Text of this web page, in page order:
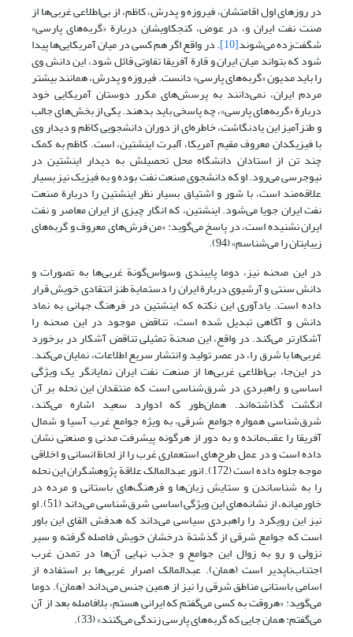
در روز‌های اول اقامتشان، فیروزه و پدرش، کاظم، از بی‌اطلاعی غربی‌ها از
صنت نفت ایران و، در عوض، کنجکاویشان دربارة «گربه‌های پارسی»
شگفت‌زده می‌شوند[10] . در واقع اگر هم کسی در میان آمریکایی‌ها پیدا
شود که بتواند میان ایران و قارة آفریقا تفاوتی قائل شود، این دانش وی
را باید مدیون «گربه‌های پارسی» دانست. فیروزه و پدرش، همانند بیشتر
مردم ایران، نمی‌دانند به پرسش‌های مکرر دوستان آمریکایی خود
دربارة «گربه‌های پارسی»، چه پاسخی باید بدهند. یکی از بخش‌های جالب
و طنزآمیز این یادنگاشت، خاطره‌ای از دوران دانشجویی کاظم و دیدار وی
با فیزیکدان معروف مقیم آمریکا، آلبرت اینشتین، است. کاظم به کمک
چند تن از استادان دانشگاه محل تحصیلش به دیدار اینشتین در
نیوجرسی می‌رود. او که دانشجوی صنعت نفت بوده و به فیزیک نیز بسیار
علاقه‌مند است، با شور و اشتیاق بسیار نظر اینشتین را دربارة صنعت
نفت ایران جویا می‌شود. اینشتین، که انگار چیزی از ایران معاصر و نفت
ایران نشنیده است، در پاسخ می‌گوید: «من فرش‌های معروف و گربه‌های
زیبایتان را می‌شناسم» (94).
در این صحنه نیز، دوما پایبندی وسواس‌گونة غربی‌ها به تصورات و
دانش سنتی و آرشیوی دربارة ایران را دستمایة طنز انتقادی خویش قرار
داده است. یادآوری این نکته که اینشتین در فرهنگ جهانی به نماد
دانش و آگاهی تبدیل شده است، تناقض موجود در این صحنه را
آشکارتر می‌کند. در واقع، این صحنة تمثیلی تناقض آشکار در برخورد
غربی‌ها با شرق را، در عصر تولید و انتشار سریع اطلاعات، نمایان می‌کند.
در این‌جا، بی‌اطلاعی غربی‌ها از صنعت نفت ایران نمایانگر یک ویژگی
اساسی و راهبردی در شرق‌شناسی است که منتقدان این نحله بر آن
انگشت گذاشته‌اند. همان‌طور که ادوارد سعید اشاره می‌کند،
شرق‌شناسی همواره جوامع شرقی، به ویژه جوامع غرب آسیا و شمال
آفریقا را عقب‌مانده و به دور از هرگونه پیشرفت مدنی و صنعتی نشان
داده است و در عمل طرح‌های استعماری غرب را از لحاظ انسانی و اخلاقی
موجه جلوه داده است (172). انور عبدالمالک علاقة پژوهشگران این نحله
را به شناساندن و ستایش زبان‌ها و فرهنگ‌های باستانی و مرده در
خاورمیانه، از نشانه‌های این ویژگی اساسی شرق‌شناسی می‌داند (51). او
نیز این رویکرد را راهبردی سیاسی می‌داند که هدفش القای این باور
است که جوامع شرقی از گذشتة درخشان خویش فاصله گرفته و سیر
نزولی و رو به زوال این جوامع و جذب نهایی آن‌ها در تمدن غرب
اجتناب‌ناپدیر است (همان). عبدالمالک اصرار غربی‌ها بر استفاده از
اسامی باستانی مناطق شرقی را نیز از همین جنس می‌داند (همان). دوما
می‌گوید: «هروقت به کسی می‌گفتم که ایرانی هستم، بلافاصله بعد از آن
می‌گفتم: همان جایی که گربه‌های پارسی زندگی می‌کنند» (33).